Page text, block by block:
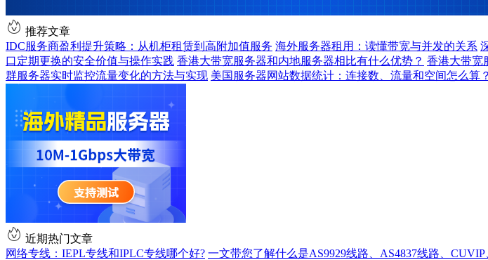
推荐文章
IDC服务商盈利提升策略：从机柜租赁到高附加值服务 海外服务器租用：读懂带宽与并发的关系
口定期更换的安全价值与操作实践 香港大带宽服务器和内地服务器相比有什么优势？ 香港大带宽
群服务器实时监控流量变化的方法与实现 美国服务器网站数据统计：连接数、流量和空间怎么算？
近期热门文章
网络专线：IEPL专线和IPLC专线哪个好? 一文带您了解什么是AS9929线路、AS4837线路、